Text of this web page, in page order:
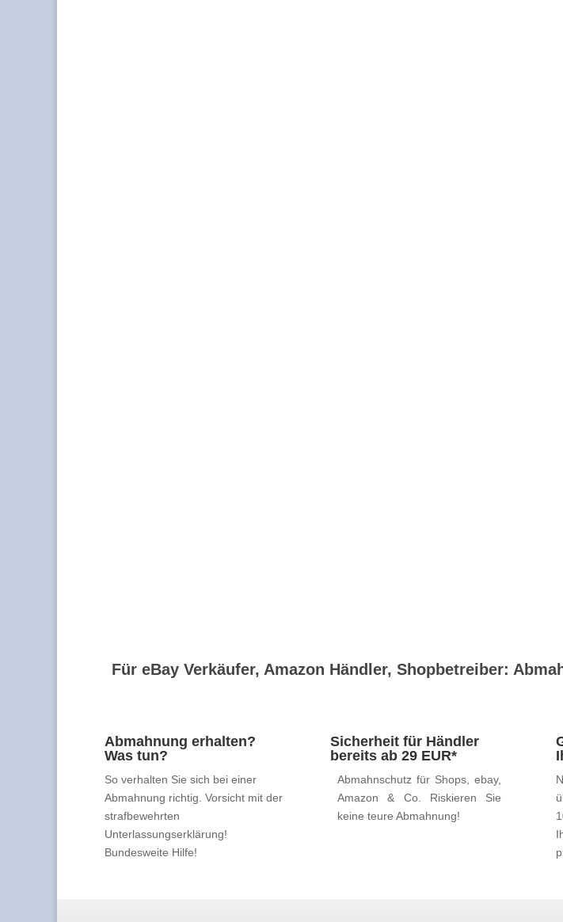
Für eBay Verkäufer, Amazon Händler, Shopbetreiber:
Abmahnung erhalten?
Was tun?
So verhalten Sie sich bei einer
Abmahnung richtig. Vorsicht mit der
strafbewehrten
Unterlassungserklärung!
Bundesweite Hilfe!
Sicherheit für Händler
bereits ab 29 EUR*
Abmahnschutz für Shops, ebay,
Amazon & Co. Riskieren Sie
keine teure Abmahnung!